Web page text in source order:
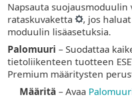
Napsauta suojausmoduulin
rataskuvaketta
, jos
moduulin lisäasetuksia.
Palomuuri – Suodattaa
tietoliikenteen tuotteen
Premium määritysten
Määritä – Avaa